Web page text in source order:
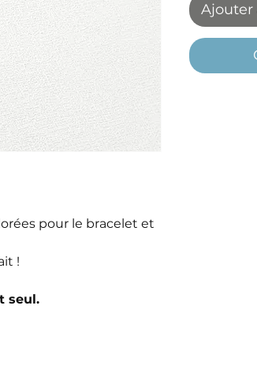
pour le bracelet et
!
seul.
Ajouter